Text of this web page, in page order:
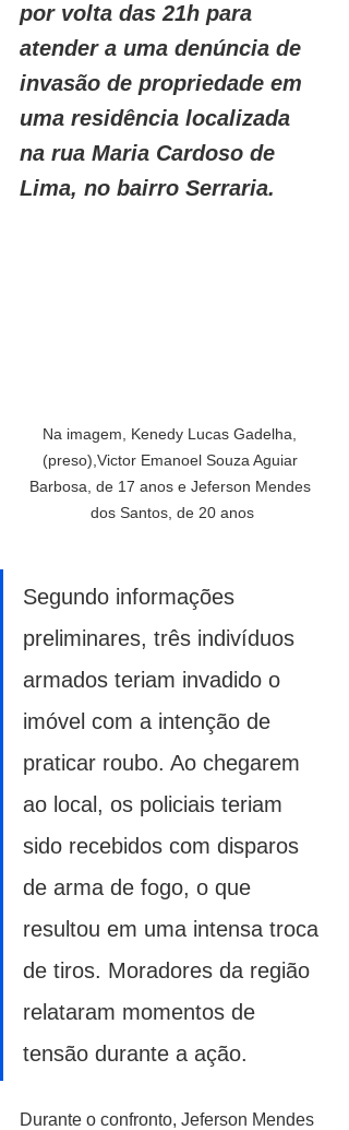
por volta das 21h para
atender a uma denúncia de
invasão de propriedade em
uma residência localizada
na rua Maria Cardoso de
Lima, no bairro Serraria.
Na imagem, Kenedy Lucas Gadelha,
(preso),Victor Emanoel Souza Aguiar
Barbosa, de 17 anos e Jeferson Mendes
dos Santos, de 20 anos
Segundo informações
preliminares, três indivíduos
armados teriam invadido o
imóvel com a intenção de
praticar roubo. Ao chegarem
ao local, os policiais teriam
sido recebidos com disparos
de arma de fogo, o que
resultou em uma intensa troca
de tiros. Moradores da região
relataram momentos de
tensão durante a ação.
Durante o confronto, Jeferson Mendes